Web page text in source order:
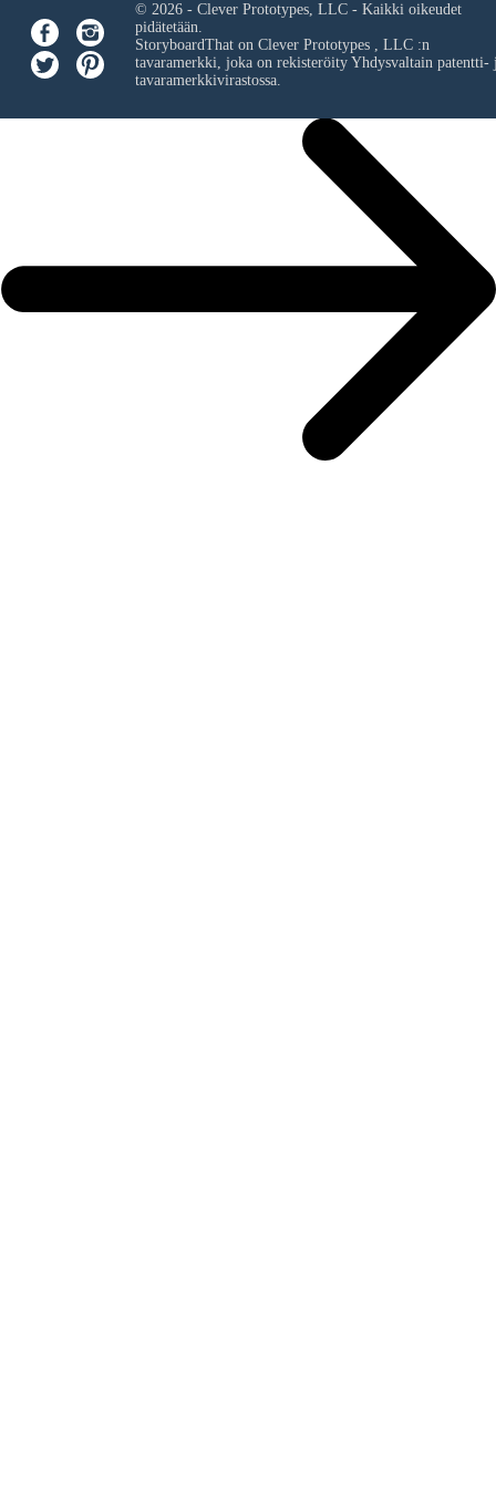
© 2026 - Clever Prototypes, LLC - Kaikki oikeudet
pidätetään.
StoryboardThat on Clever Prototypes , LLC:n
tavaramerkki, joka on rekisteröity Yhdysvaltain patentti-
tavaramerkkivirastossa.